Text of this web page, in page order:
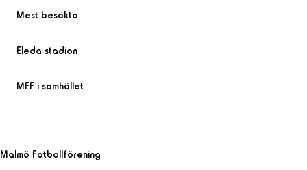
Mest besökta
Eleda stadion
MFF i samhället
Malmö Fotbollförening